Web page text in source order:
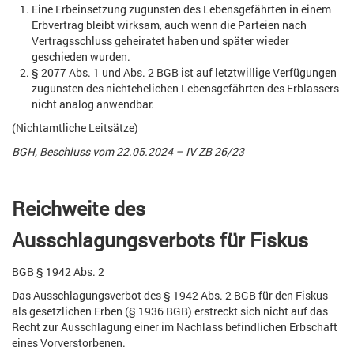
Eine Erbeinsetzung zugunsten des Lebensgefährten in einem
Erbvertrag bleibt wirksam, auch wenn die Parteien nach
Vertragsschluss geheiratet haben und später wieder
geschieden wurden.
§ 2077 Abs. 1 und Abs. 2 BGB ist auf letztwillige Verfügungen
zugunsten des nichtehelichen Lebensgefährten des Erblassers
nicht analog anwendbar.
(Nichtamtliche Leitsätze)
BGH, Beschluss vom 22.05.2024 – IV ZB 26/23
Reichweite des
Ausschlagungsverbots für Fiskus
BGB § 1942 Abs. 2
Das Ausschlagungsverbot des § 1942 Abs. 2 BGB für den Fiskus
als gesetzlichen Erben (§ 1936 BGB) erstreckt sich nicht auf das
Recht zur Ausschlagung einer im Nachlass befindlichen Erbschaft
eines Vorverstorbenen.